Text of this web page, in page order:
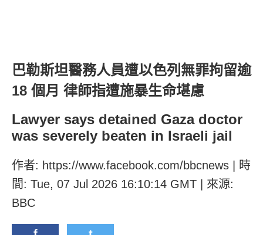
巴勒斯坦醫務人員遭以色列無罪拘留逾
18 個月 律師指遭施暴生命堪慮
Lawyer says detained Gaza doctor
was severely beaten in Israeli jail
作者: https://www.facebook.com/bbcnews | 時
間: Tue, 07 Jul 2026 16:10:14 GMT | 來源:
BBC